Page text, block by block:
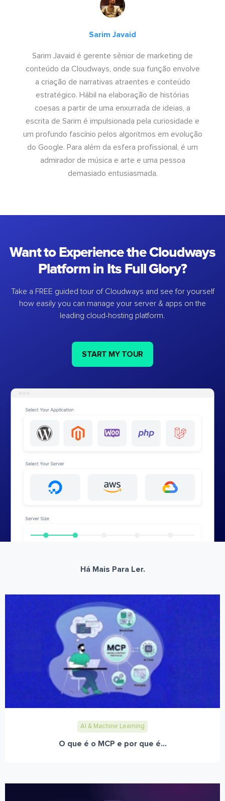
Sarim Javaid
Sarim Javaid é gerente sênior de marketing de
conteúdo da Cloudways, onde sua função envolve
a criação de narrativas atraentes e conteúdo
estratégico. Hábil na elaboração de histórias
coesas a partir de uma enxurrada de ideias, a
escrita de Sarim é impulsionada pela curiosidade e
um profundo fascínio pelos algoritmos em evolução
do Google. Para além da esfera profissional, é um
admirador de música e arte e uma pessoa
demasiado entusiasmada.
Want to Experience the Cloudways
Platform in Its Full Glory?
Take a FREE guided tour of Cloudways and see for yourself
how easily you can manage your server & apps on the
leading cloud-hosting platform.
START MY TOUR
Há Mais Para Ler.
AI & Machine Learning
O que é o MCP e por que é...